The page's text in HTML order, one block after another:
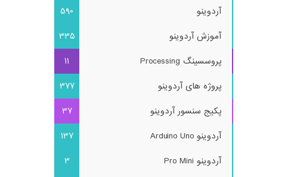
آردوینو
590
آموزش آردوینو
335
پروسسینگ Processing
11
پروژه های آردوینو
377
پکیج سنسور آردوینو
37
آردوینو Arduino Uno
137
آردوینو Pro Mini
3